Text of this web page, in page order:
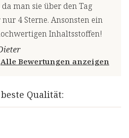
man sie über den Tag
4 Sterne. Ansonsten ein
Inhaltsstoffen!
Alle Bewertungen anzeigen
Qualität: